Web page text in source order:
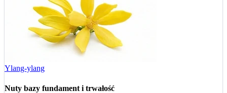
Ylang-ylang
Nuty bazy fundament i trwałość